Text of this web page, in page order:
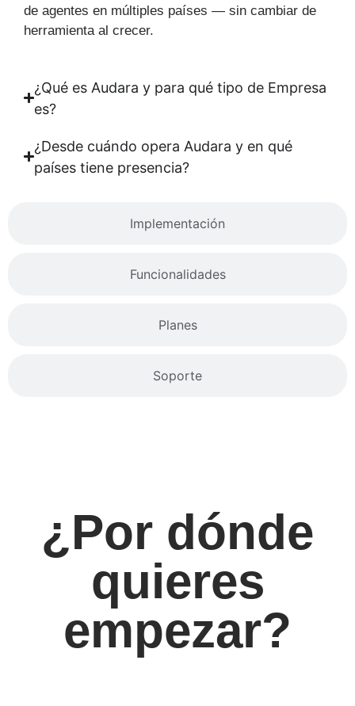
Implementación
Funcionalidades
Planes
Soporte
de agentes en múltiples países — sin cambiar de
herramienta al crecer.
¿Qué es Audara y para qué tipo de Empresa
es?
¿Desde cuándo opera Audara y en qué
países tiene presencia?
¿Por dónde
quieres
empezar?